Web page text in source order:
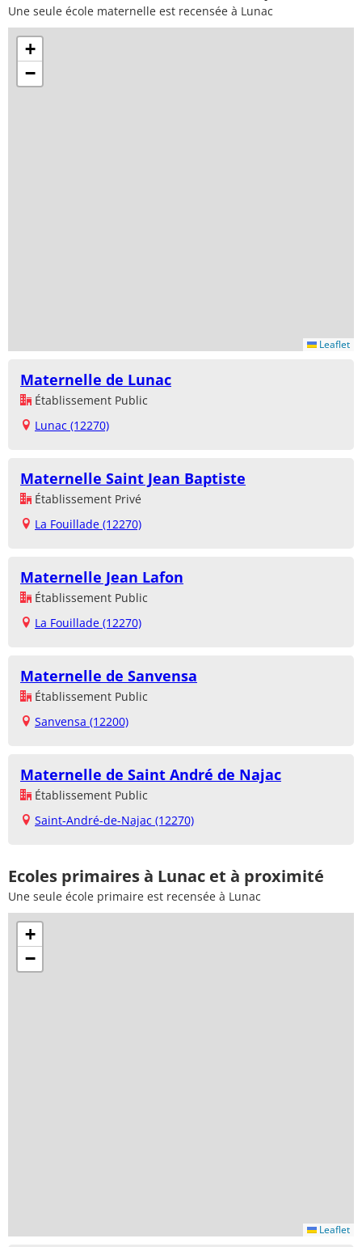
Une seule école maternelle est recensée à Lunac
+
−
Leaflet
Maternelle de Lunac
Établissement Public
Lunac (12270)
Maternelle Saint Jean Baptiste
Établissement Privé
La Fouillade (12270)
Maternelle Jean Lafon
Établissement Public
La Fouillade (12270)
Maternelle de Sanvensa
Établissement Public
Sanvensa (12200)
Maternelle de Saint André de Najac
Établissement Public
Saint-André-de-Najac (12270)
Ecoles primaires à Lunac et à proximité
Une seule école primaire est recensée à Lunac
+
−
Leaflet